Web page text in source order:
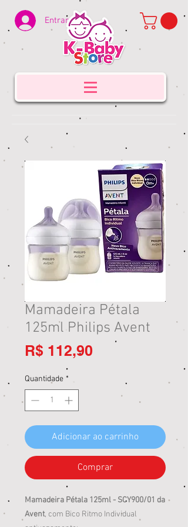
Entrar
Mamadeira Pétala
125ml Philips Avent
R$ 112,90
Quantidade *
Adicionar ao carrinho
Comprar
Mamadeira Pétala 125ml - SCY900/01 da
Avent, com Bico Ritmo Individual